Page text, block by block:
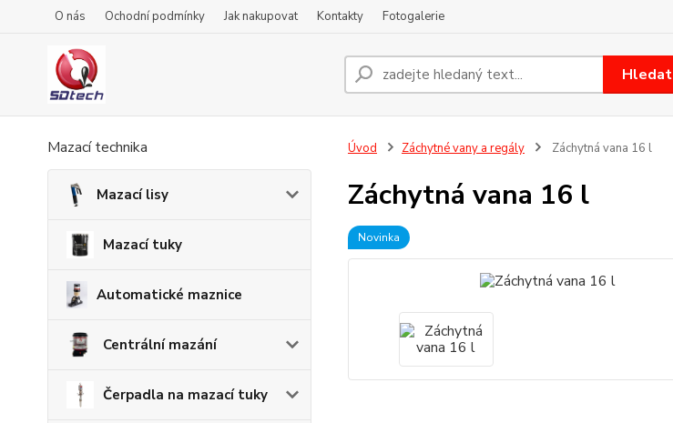
O nás Ochodní podmínky Jak nakupovat Kontakty Fotogalerie
Hledat
Mazací technika
Mazací lisy
Mazací tuky
Automatické maznice
Centrální mazání
Čerpadla na mazací tuky
Úvod Záchytné vany a regály Záchytná vana 16 l
Záchytná vana 16 l
Novinka